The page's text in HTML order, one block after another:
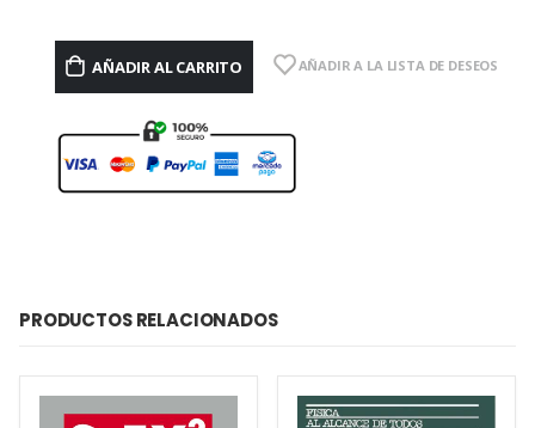
AÑADIR AL CARRITO AÑADIR A LA LISTA DE DESEOS
PRODUCTOS RELACIONADOS